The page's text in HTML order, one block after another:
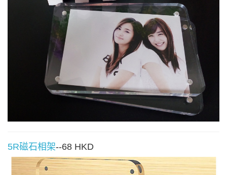
5R磁石相架--68 HKD